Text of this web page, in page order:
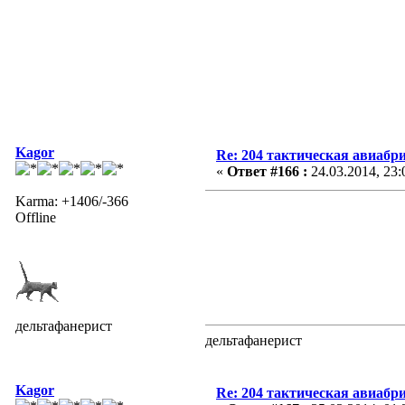
Kagor
Karma: +1406/-366
Offline
дельтафанерист
Re: 204 тактическая
« Ответ #166 : 24.03.2014,
дельтафанерист
Kagor
Re: 204 тактическая